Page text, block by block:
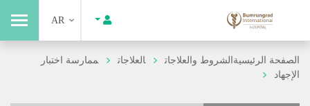
AR
الصفحة الرئيسيةالشروط والعلاجات العلاجات
ممارسة اختبار
الإجهاد